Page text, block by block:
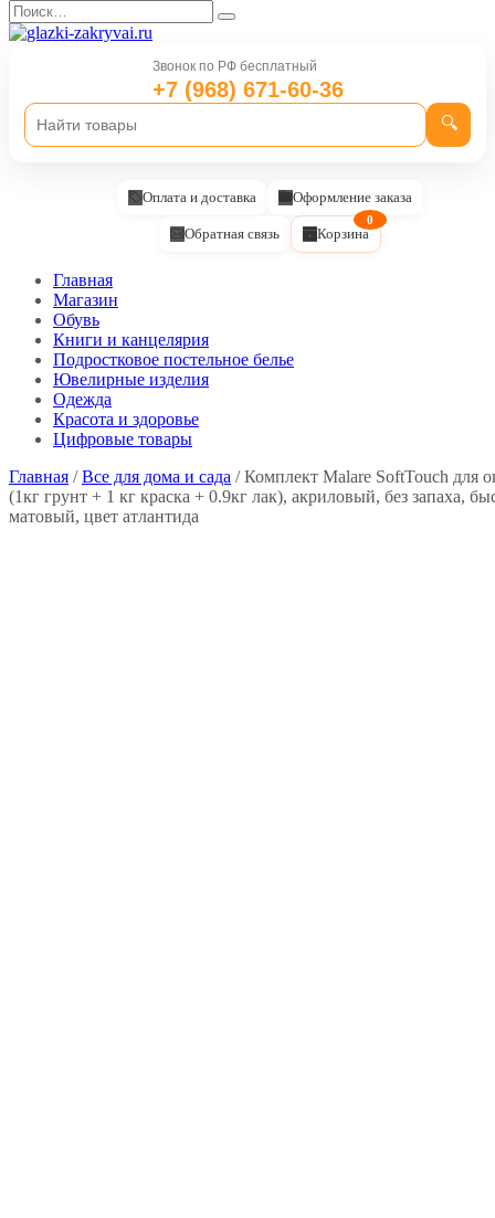
Перейти
к
содержанию
Search
for:
Звонок по РФ бесплатный
+7 (968) 671-60-36
🔍
Оплата и доставка Оформление заказа
Обратная связь Корзина
0
Главная
Магазин
Обувь
Книги и канцелярия
Подростковое постельное белье
Ювелирные изделия
Одежда
Красота и здоровье
Цифровые товары
Главная /Все для дома и сада / Комплект Malare SoftTouch для
(1кг грунт + 1 кг краска + 0.9кг лак), акриловый, без запаха,
матовый, цвет атлантида